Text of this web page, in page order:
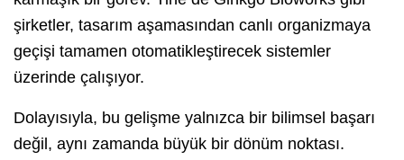
şirketler, tasarım aşamasından canlı organizmaya
geçişi tamamen otomatikleştirecek sistemler
üzerinde çalışıyor.
Dolayısıyla, bu gelişme yalnızca bir bilimsel başarı
değil, aynı zamanda büyük bir dönüm noktası.